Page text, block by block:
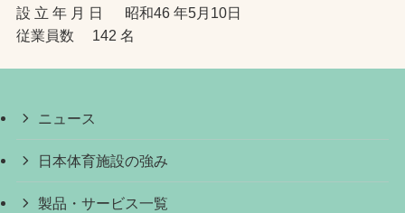
設 立 年 月 日 昭和46 年5月10日
従業員数 142 名
ニュース
日本体育施設の強み
製品・サービス一覧